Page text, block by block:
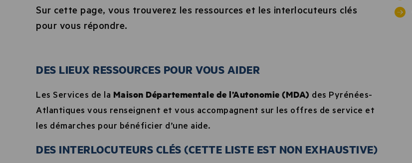
Sur cette page, vous trouverez les ressources et les interlocuteurs clés
pour vous répondre.
DES LIEUX RESSOURCES POUR VOUS AIDER
Les Services de la Maison Départementale de l’Autonomie (MDA) des Pyrénées-
Atlantiques vous renseignent et vous accompagnent sur les offres de service et
les démarches pour bénéficier d’une aide.
DES INTERLOCUTEURS CLÉS (CETTE LISTE EST NON EXHAUSTIVE)